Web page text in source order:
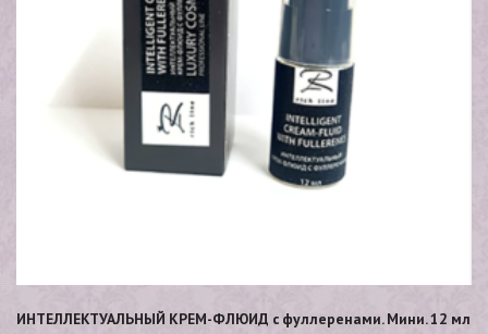
ИНТЕЛЛЕКТУАЛЬНЫЙ КРЕМ-ФЛЮИД с фуллеренами. Мини. 12 мл